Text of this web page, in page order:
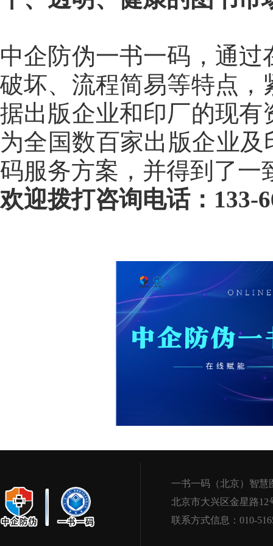
中企防伪一书一码，通
破坏、流程简易等特点
据出版企业和印厂的现
为全国数百家出版企业及
码服务方案，并得到了一
欢迎拨打咨询电话： 133-
一书一码（北京）智慧
北京市大兴区金星路12
联系方式信息：010-